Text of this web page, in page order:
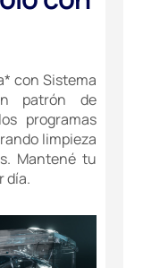
con Sistema
patrón de
programas
limpieza
Mantené tu
día.